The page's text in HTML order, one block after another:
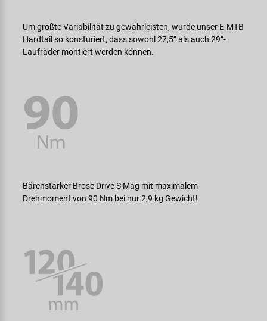
Um größte Variabilität zu gewährleisten, wurde unser E-MTB
Hardtail so konsturiert, dass sowohl 27,5“ als auch 29“-
Laufräder montiert werden können.
Bärenstarker Brose Drive S Mag mit maximalem
Drehmoment von 90 Nm bei nur 2,9 kg Gewicht!